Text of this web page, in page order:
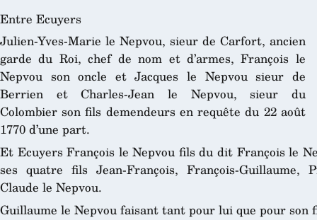
Entre Ecuyers
Julien-Yves-Marie le Nepvou, sieur de Carfort, ancien
garde du Roi, chef de nom et d’armes, François le
Nepvou son oncle et Jacques le Nepvou sieur de
Berrien et Charles-Jean le Nepvou, sieur du
Colombier son fils demendeurs en requête du 22 août
1770 d’une part.
Et Ecuyers François le Nepvou fils du dit François le
ses quatre fils Jean-François, François-Guillaume,
Claude le Nepvou.
Guillaume le Nepvou faisant tant pour lui que pour son